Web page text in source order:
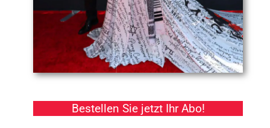
Bestellen Sie jetzt Ihr Abo!